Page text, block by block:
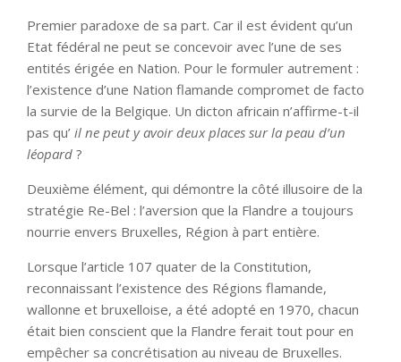
Premier paradoxe de sa part. Car il est évident qu’un
Etat fédéral ne peut se concevoir avec l’une de ses
entités érigée en Nation. Pour le formuler autrement :
l’existence d’une Nation flamande compromet de facto
la survie de la Belgique. Un dicton africain n’affirme-t-il
pas qu’ il ne peut y avoir deux places sur la peau d’un
léopard ?
Deuxième élément, qui démontre la côté illusoire de la
stratégie Re-Bel : l’aversion que la Flandre a toujours
nourrie envers Bruxelles, Région à part entière.
Lorsque l’article 107 quater de la Constitution,
reconnaissant l’existence des Régions flamande,
wallonne et bruxelloise, a été adopté en 1970, chacun
était bien conscient que la Flandre ferait tout pour en
empêcher sa concrétisation au niveau de Bruxelles.